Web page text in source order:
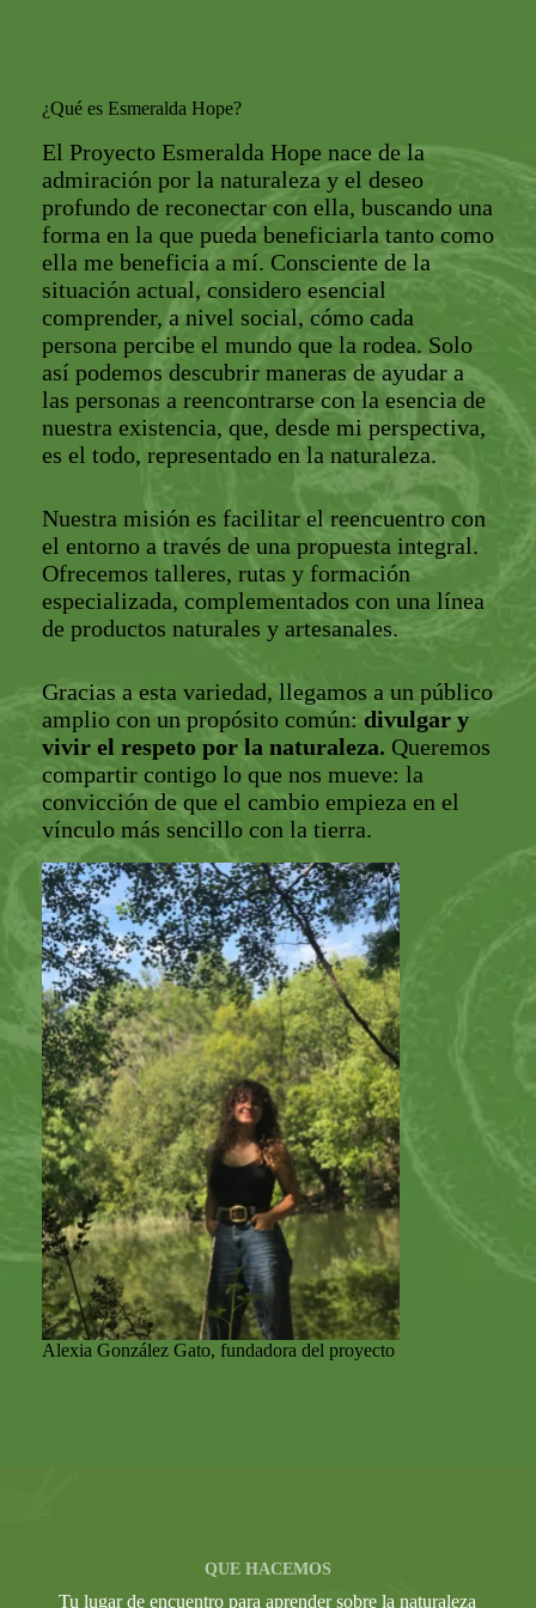
¿Qué es Esmeralda Hope?
El Proyecto Esmeralda Hope nace de la
admiración por la naturaleza y el deseo
profundo de reconectar con ella, buscando una
forma en la que pueda beneficiarla tanto como
ella me beneficia a mí. Consciente de la
situación actual, considero esencial
comprender, a nivel social, cómo cada
persona percibe el mundo que la rodea. Solo
así podemos descubrir maneras de ayudar a
las personas a reencontrarse con la esencia de
nuestra existencia, que, desde mi perspectiva,
es el todo, representado en la naturaleza.
Nuestra misión es facilitar el reencuentro con
el entorno a través de una propuesta integral.
Ofrecemos talleres, rutas y formación
especializada, complementados con una línea
de productos naturales y artesanales.
Gracias a esta variedad, llegamos a un público
amplio con un propósito común:divulgar y
vivir el respeto por la naturaleza. Queremos
compartir contigo lo que nos mueve: la
convicción de que el cambio empieza en el
vínculo más sencillo con la tierra.
Alexia González Gato, fundadora del proyecto
QUE HACEMOS
Tu lugar de encuentro para aprender sobre la naturaleza